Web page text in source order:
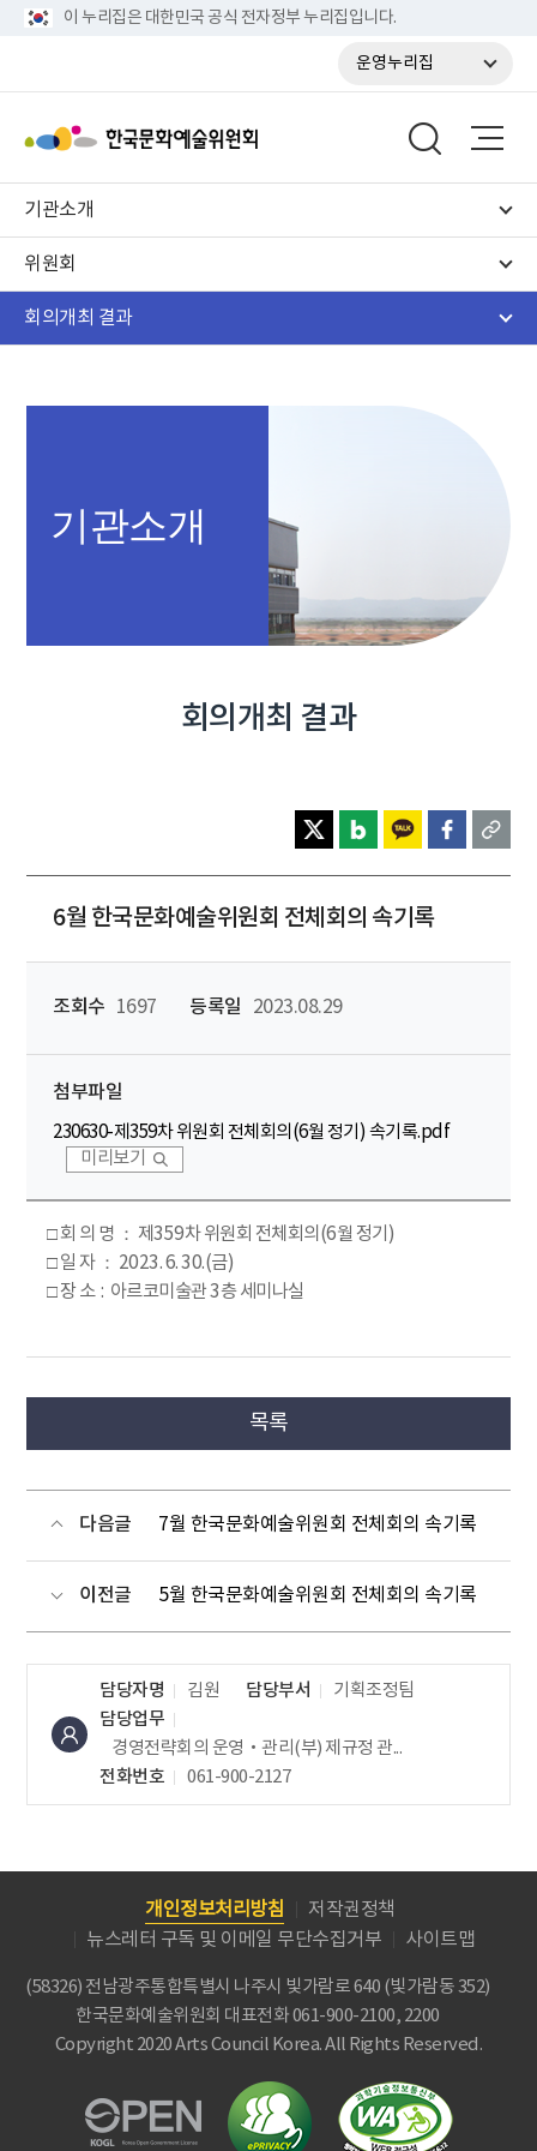
이 누리집은 대한민국 공식 전자정부 누리집입니다.
운영누리집
기관소개
위원회
회의개최 결과
기관소개
회의개최 결과
6월 한국문화예술위원회 전체회의 속기록
조회수 1697 등록일 2023.08.29
첨부파일
230630-제359차 위원회 전체회의(6월 정기) 속기록.pdf
미리보기
□ 회 의 명 ： 제359차 위원회 전체회의(6월 정기)
□ 일 자 ： 2023. 6. 30.(금)
□ 장 소 : 아르코미술관 3층 세미나실
목록
다음글 7월 한국문화예술위원회 전체회의 속기록
이전글 5월 한국문화예술위원회 전체회의 속기록
담당자명 김원 담당부서
기획조정팀
담당업무
경영전략회의 운영‧관리(부) 제규정 관...
전화번호
061-900-2127
개인정보처리방침
저작권정책
뉴스레터 구독 및 이메일 무단수집거부
사이트맵
(58326) 전남광주통합특별시 나주시 빛가람로 640 (빛가람동 352)
한국문화예술위원회 대표전화 061-900-2100, 2200
Copyright 2020 Arts Council Korea. All Rights Reserved.